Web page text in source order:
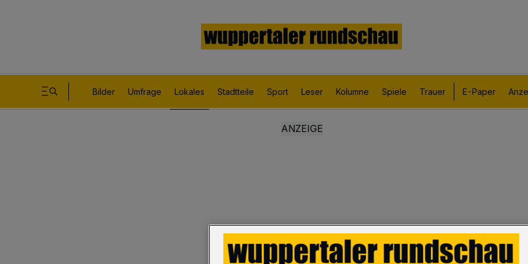
Bilder Umfrage Lokales Stadtteile Sport Leser Kolumne Spiele Trauer E-Paper